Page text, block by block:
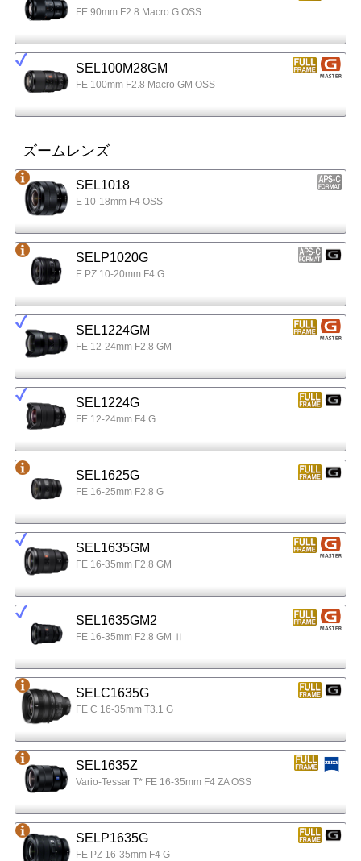
FE 90mm F2.8 Macro G OSS
SEL100M28GM
FE 100mm F2.8 Macro GM OSS
ズームレンズ
SEL1018
E 10-18mm F4 OSS
SELP1020G
E PZ 10-20mm F4 G
SEL1224GM
FE 12-24mm F2.8 GM
SEL1224G
FE 12-24mm F4 G
SEL1625G
FE 16-25mm F2.8 G
SEL1635GM
FE 16-35mm F2.8 GM
SEL1635GM2
FE 16-35mm F2.8 GM Ⅱ
SELC1635G
FE C 16-35mm T3.1 G
SEL1635Z
Vario-Tessar T* FE 16-35mm F4 ZA OSS
SELP1635G
FE PZ 16-35mm F4 G